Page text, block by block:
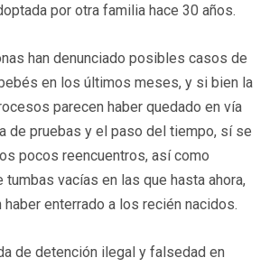
por otra familia hace 30 años.
han denunciado posibles casos de
en los últimos meses, y si bien la
parecen haber quedado en vía
de pruebas y el paso del tiempo, sí se
pocos reencuentros, así como
tumbas vacías en las que hasta ahora,
enterrado a los recién nacidos.
de detención ilegal y falsedad en